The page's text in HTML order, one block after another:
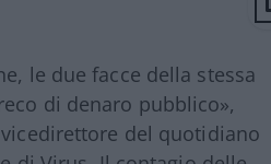
le due facce della stessa
di denaro pubblico»,
del quotidiano